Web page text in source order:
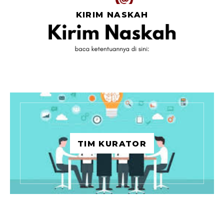
KIRIM NASKAH
TIM KURATOR